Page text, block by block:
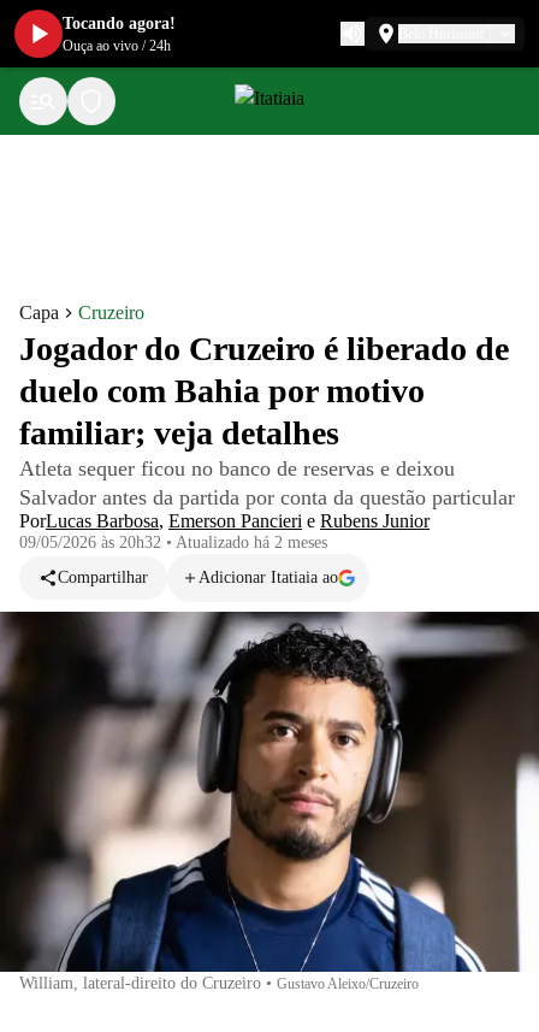
Capa Cruzeiro
Jogador do Cruzeiro é liberado de
duelo com Bahia por motivo
familiar; veja detalhes
Atleta sequer ficou no banco de reservas e deixou
Salvador antes da partida por conta da questão particular
PorLucas Barbosa, Emerson Pancieri e Rubens Junior
09/05/2026 às 20h32 • Atualizado há 2 meses
Compartilhar
Adicionar Itatiaia ao
William, lateral-direito do Cruzeiro • Gustavo Aleixo/Cruzeiro
Tocando agora!
Ouça ao vivo /24h